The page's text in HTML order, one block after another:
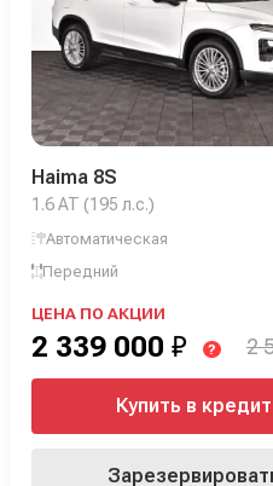
Haima 8S
1.6 AT (195 л.с.)
Автоматическая
Передний
ЦЕНА ПО АКЦИИ
2 339 000 ₽ ? 2
Купить в кредит